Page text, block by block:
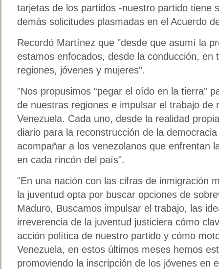
tarjetas de los partidos -nuestro partido tiene
demás solicitudes plasmadas en el Acuerdo
Recordó Martínez que "desde que asumí la
estamos enfocados, desde la conducción, en
regiones, jóvenes y mujeres".
"Nos propusimos “pegar el oído en la tierra”
de nuestras regiones e impulsar el trabajo de
Venezuela. Cada uno, desde la realidad
diario para la reconstrucción de la
acompañar a los venezolanos que enfrentan
en cada rincón del país".
"En una nación con las cifras de inmigración
la juventud opta por buscar opciones de
Maduro, Buscamos impulsar el trabajo, las
irreverencia de la juventud justiciera cómo
acción política de nuestro partido y cómo
Venezuela, en estos últimos meses hemos
promoviendo la inscripción de los jóvenes en